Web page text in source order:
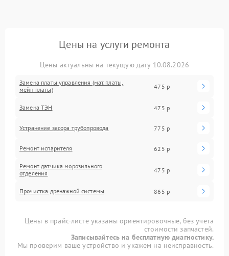
Цены на услуги ремонта
Цены актуальны на текущую дату 10.08.2026
Замена платы управления (мат.платы,
мейн платы)
475 р
Замена ТЭН 475 р
Устранение засора трубопровода 775 р
Ремонт испарителя 625 р
Ремонт датчика морозильного
отделения
475 р
Прочистка дренажной системы 865 р
Цены в прайс-листе указаны ориентировочные, без учета
стоимости запчастей.
Записывайтесь на бесплатную диагностику.
Мы проверим ваше устройство и укажем на неисправность.